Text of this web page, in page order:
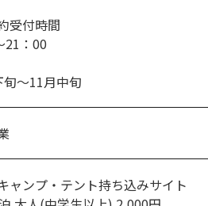
受付時間
21：00
～11月中旬
ャンプ・テント持ち込みサイト